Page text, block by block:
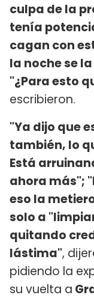
culpa de la
tenía
cagan con
la noche se
"¿Para esto
escribieron.
"Ya dijo que
también, lo
Está
ahora más";
eso la
solo a
quitando
lástima",
pidiendo la
su vuelta a